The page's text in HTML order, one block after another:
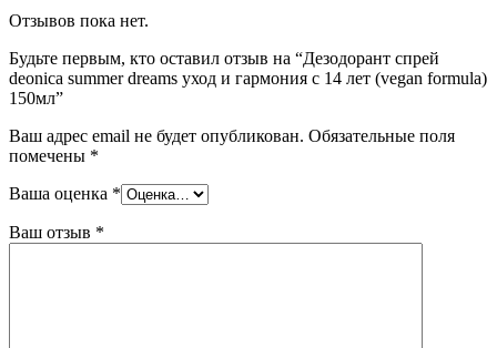
Отзывов пока нет.
Будьте первым, кто оставил отзыв на “Дезодорант спрей
deonica summer dreams уход и гармония с 14 лет (vegan formula)
150мл”
Ваш адрес email не будет опубликован. Обязательные поля
помечены *
Ваша оценка *
Ваш отзыв *